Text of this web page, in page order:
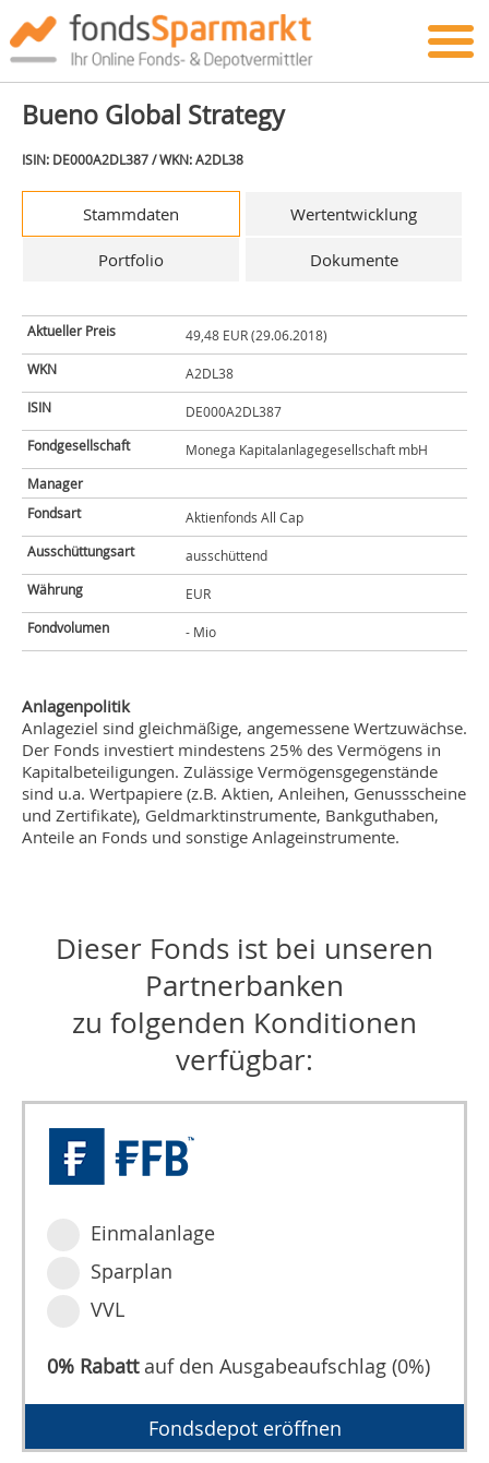
Bueno Global Strategy
ISIN: DE000A2DL387 / WKN: A2DL38
Stammdaten Wertentwicklung
Portfolio Dokumente
Aktueller Preis
49,48 EUR (29.06.2018)
WKN
A2DL38
ISIN
DE000A2DL387
Fondgesellschaft
Monega Kapitalanlagegesellschaft mbH
Manager
Fondsart
Aktienfonds All Cap
Ausschüttungsart
ausschüttend
Währung
EUR
Fondvolumen
- Mio
Anlagenpolitik
Anlageziel sind gleichmäßige, angemessene Wertzuwächse.
Der Fonds investiert mindestens 25% des Vermögens in
Kapitalbeteiligungen. Zulässige Vermögensgegenstände
sind u.a. Wertpapiere (z.B. Aktien, Anleihen, Genussscheine
und Zertifikate), Geldmarktinstrumente, Bankguthaben,
Anteile an Fonds und sonstige Anlageinstrumente.
Dieser Fonds ist bei unseren
Partnerbanken
zu folgenden Konditionen
verfügbar:
Einmalanlage
Sparplan
VVL
0% Rabattauf den Ausgabeaufschlag (0%)
Fondsdepot eröffnen